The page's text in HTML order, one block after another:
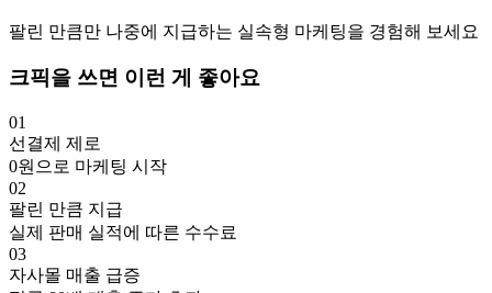
팔린 만큼만 나중에 지급하는 실속형 마케팅을 경험해 보세요
크픽을 쓰면 이런 게 좋아요
01
선결제 제로
0원으로 마케팅 시작
02
팔린 만큼 지급
실제 판매 실적에 따른 수수료
03
자사몰 매출 급증